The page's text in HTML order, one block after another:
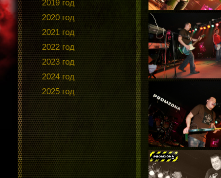
2019 год
2020 год
2021 год
2022 год
2023 год
2024 год
2025 год